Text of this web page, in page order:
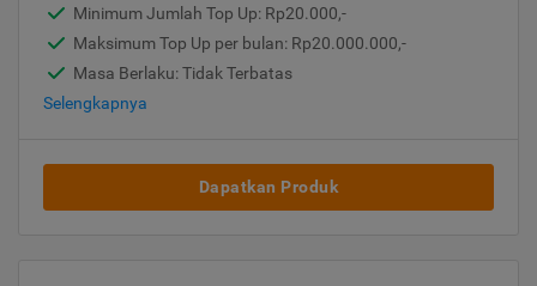
Minimum Jumlah Top Up: Rp20.000,-
Maksimum Top Up per bulan: Rp20.000.000,-
Masa Berlaku: Tidak Terbatas
Selengkapnya
Dapatkan Produk